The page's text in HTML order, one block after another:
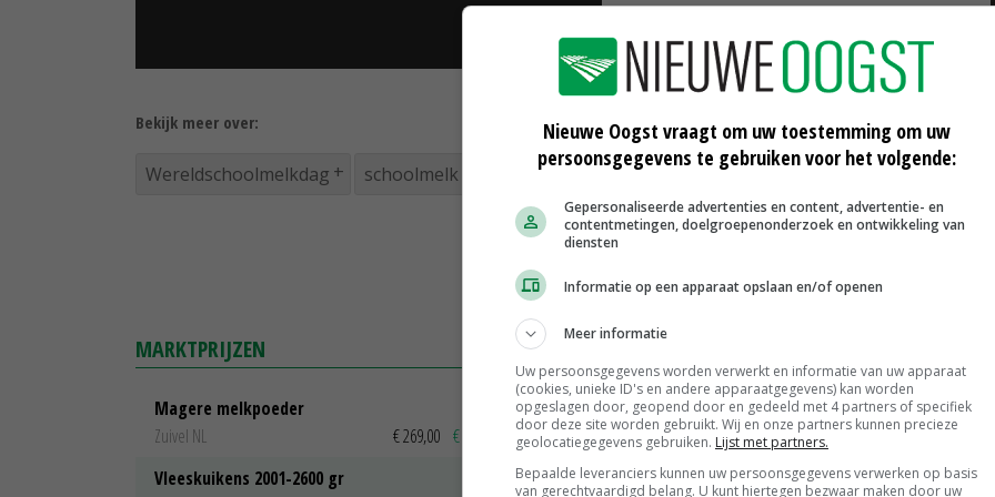
Bekijk meer over:
Wereldschoolmelkdag schoolmelk
MARKTPRIJZEN
Magere melkpoeder
Zuivel NL
€ 269,00 € 7,00
Vleeskuikens 2001-2600 gr
Scharreleieren maat 59
Barneveld
€ 12,00 € 0,00
Fritesgeschikt NL Du Be
Nieuwe Oogst vraagt om uw toestemming om uw
persoonsgegevens te gebruiken voor het volgende:
Gepersonaliseerde advertenties en content, advertentie- en
contentmetingen, doelgroepenonderzoek en ontwikkeling van
diensten
Informatie op een apparaat opslaan en/of openen
Meer informatie
Uw persoonsgegevens worden verwerkt en informatie van uw apparaat
(cookies, unieke ID's en andere apparaatgegevens) kan worden
opgeslagen door, geopend door en gedeeld met 4 partners of specifiek
door deze site worden gebruikt. Wij en onze partners kunnen precieze
geolocatiegegevens gebruiken. Lijst met partners.
Bepaalde leveranciers kunnen uw persoonsgegevens verwerken op basis
van gerechtvaardigd belang. U kunt hiertegen bezwaar maken door uw